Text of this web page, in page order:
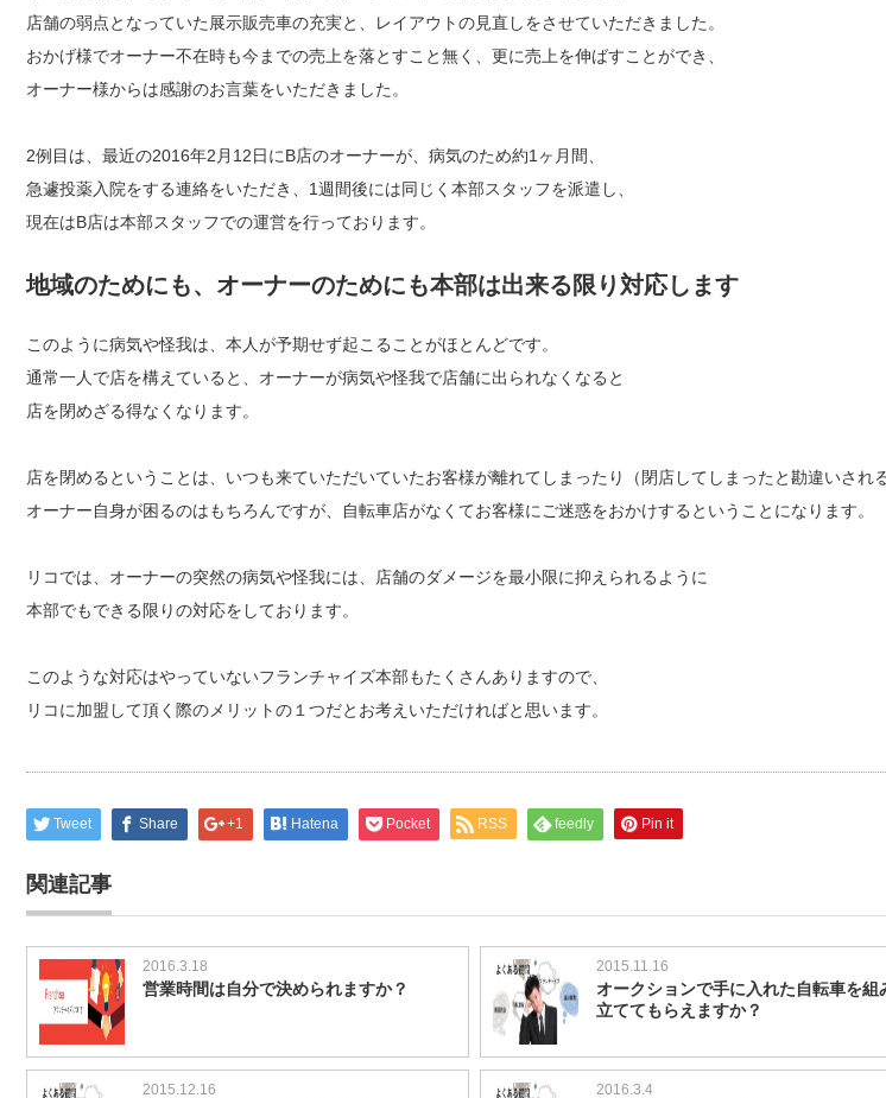
店舗の弱点となっていた展示販売車の充実と、レイアウトの見直しをさせていただきました。
おかげ様でオーナー不在時も今までの売上を落とすこと無く、更に売上を伸ばすことができ、
オーナー様からは感謝のお言葉をいただきました。
2例目は、最近の2016年2月12日にB店のオーナーが、病気のため約1ヶ月間、
急遽投薬入院をする連絡をいただき、1週間後には同じく本部スタッフを派遣し、
現在はB店は本部スタッフでの運営を行っております。
地域のためにも、オーナーのためにも本部は出来る限り対応します
このように病気や怪我は、本人が予期せず起こることがほとんどです。
通常一人で店を構えていると、オーナーが病気や怪我で店舗に出られなくなると
店を閉めざる得なくなります。
店を閉めるということは、いつも来ていただいていたお客様が離れてしまったり（閉店してしまったと勘違いされ
オーナー自身が困るのはもちろんですが、自転車店がなくてお客様にご迷惑をおかけするということになります。
リコでは、オーナーの突然の病気や怪我には、店舗のダメージを最小限に抑えられるように
本部でもできる限りの対応をしております。
このような対応はやっていないフランチャイズ本部もたくさんありますので、
リコに加盟して頂く際のメリットの１つだとお考えいただければと思います。
Tweet Share +1 Hatena Pocket RSS feedly Pin it
関連記事
2016.3.18
営業時間は自分で決められますか？
2015.11.16
オークションで手に入れた自転車を組
立ててもらえますか？
2015.12.16 2016.3.4